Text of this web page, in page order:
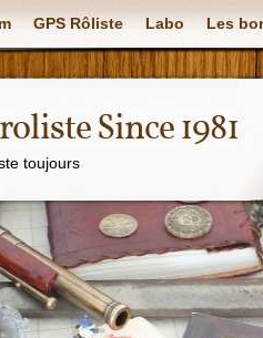
GPS Rôliste Labo Les
Since 1981
toujours